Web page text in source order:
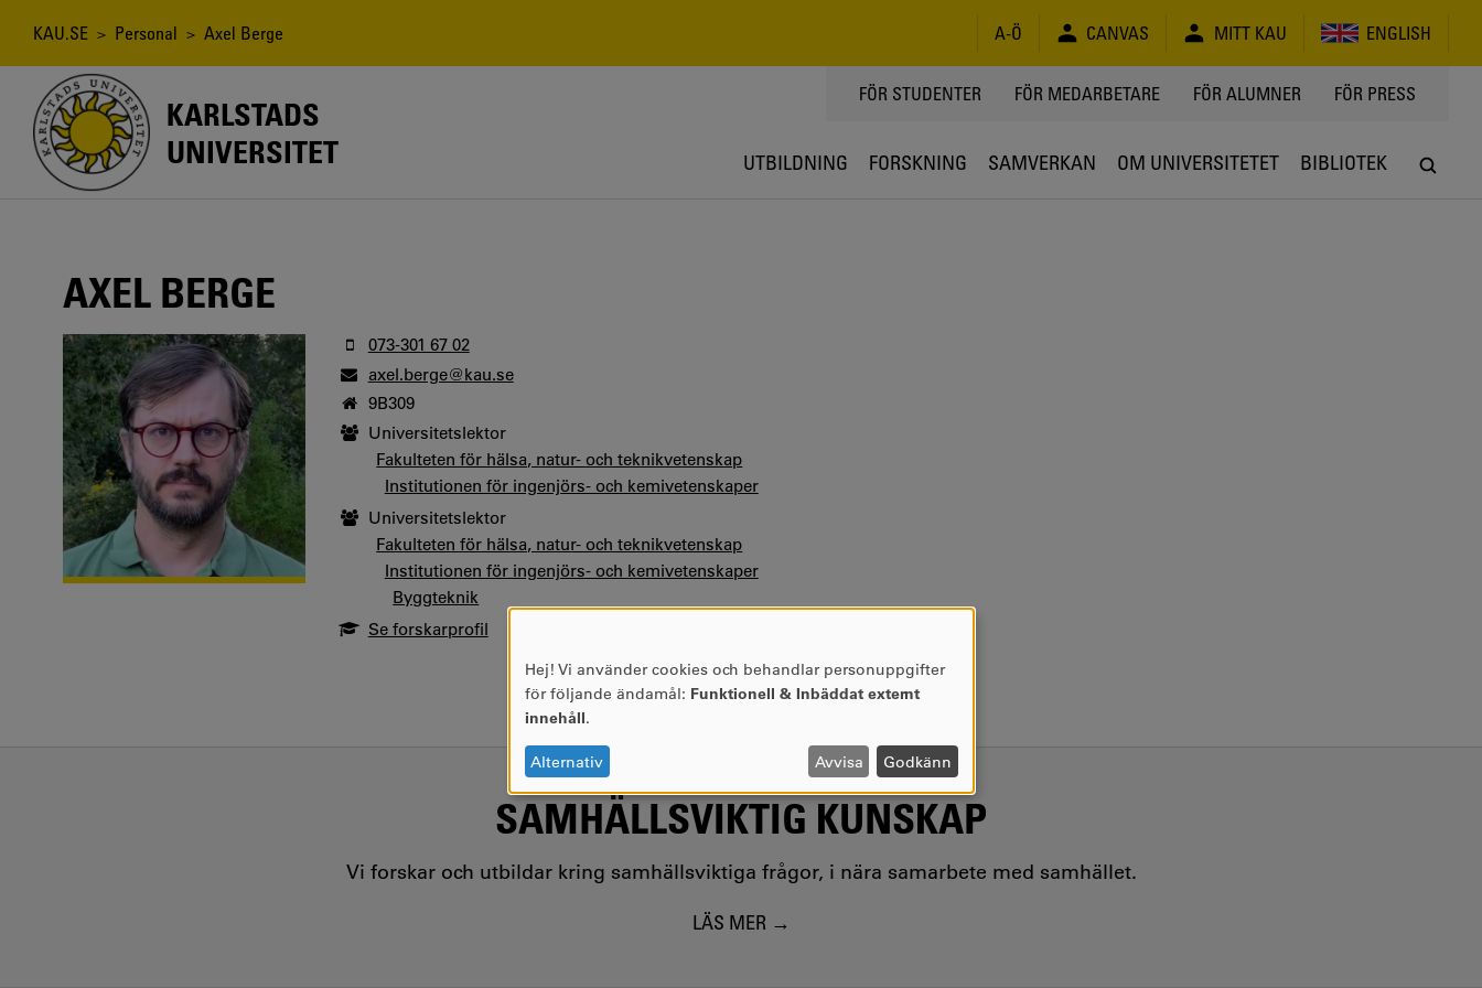
Länkstig
KAU.SE > Personal > Axel Berge A-Ö CANVAS MITT KAU ENGLISH
KARLSTADS
UNIVERSITET
TOPPMENY
FÖR STUDENTER FÖR MEDARBETARE FÖR ALUMNER FÖR PRESS
UTBILDNING FORSKNING SAMVERKAN OM UNIVERSITETET BIBLIOTEK
AXEL BERGE
073-301 67 02
axel.berge@kau.se
9B309
Universitetslektor
Fakulteten för hälsa, natur- och teknikvetenskap
Institutionen för ingenjörs- och kemivetenskaper
Universitetslektor
Fakulteten för hälsa, natur- och teknikvetenskap
Institutionen för ingenjörs- och kemivetenskaper
Byggteknik
Se forskarprofil
SAMHÄLLSVIKTIG KUNSKAP
Vi forskar och utbildar kring samhällsviktiga frågor, i nära samarbete med samhället.
LÄS MER
ANVÄNDNING
AV
OCH
COOKIES
Hej! Vi använder cookies och behandlar personuppgifter
för följande ändamål: Funktionell & Inbäddat externt
innehåll.
Alternativ Avvisa Godkänn